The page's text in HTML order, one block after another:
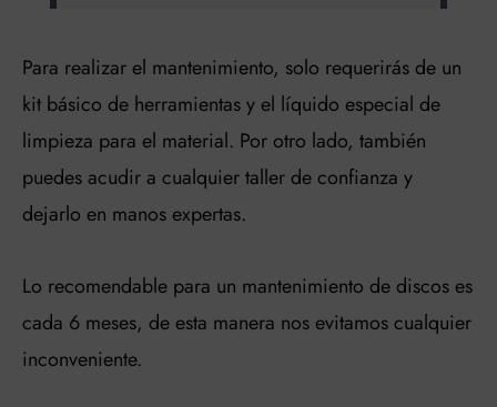
Para realizar el mantenimiento, solo requerirás de un
kit básico de herramientas y el líquido especial de
limpieza para el material. Por otro lado, también
puedes acudir a cualquier taller de confianza y
dejarlo en manos expertas.
Lo recomendable para un mantenimiento de discos es
cada 6 meses, de esta manera nos evitamos cualquier
inconveniente.